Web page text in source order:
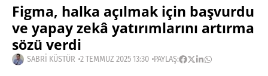
Figma, halka açılmak için başvurdu
ve yapay zekâ yatırımlarını artırma
sözü verdi
SABRI KÜSTÜR 2 TEMMUZ 2025 13:30 PAYLAŞ: